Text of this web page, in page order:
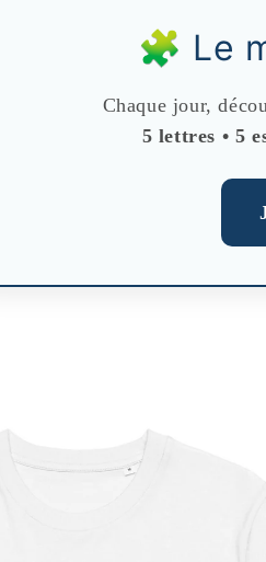
🧩 Le
Chaque jour,
5 lettres • 5